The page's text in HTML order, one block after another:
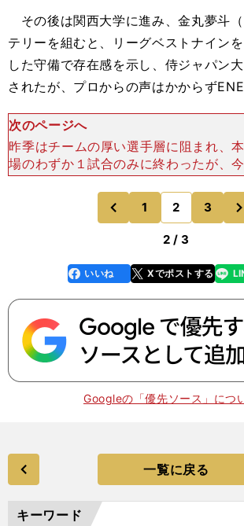
その後は関西大学に進み、金丸夢斗
テリーを組むと、リーグベストナイン
した守備で存在感を示し、侍ジャパン
されたが、プロからの声はかからず
次のページへ
昨季はチームの厚い選手層に阻まれ、
場のわずか１試合のみに終わったが、
のポジションをつかむと、わずか２枠
予選制覇に貢献。チームは第１代表で
めた。 本大会
前
のページへ
1 2 3
2 / 3
faceboo
k
いいね Xでポストする
line
Googleの「優先ソース」につ
一覧に戻る
キーワード